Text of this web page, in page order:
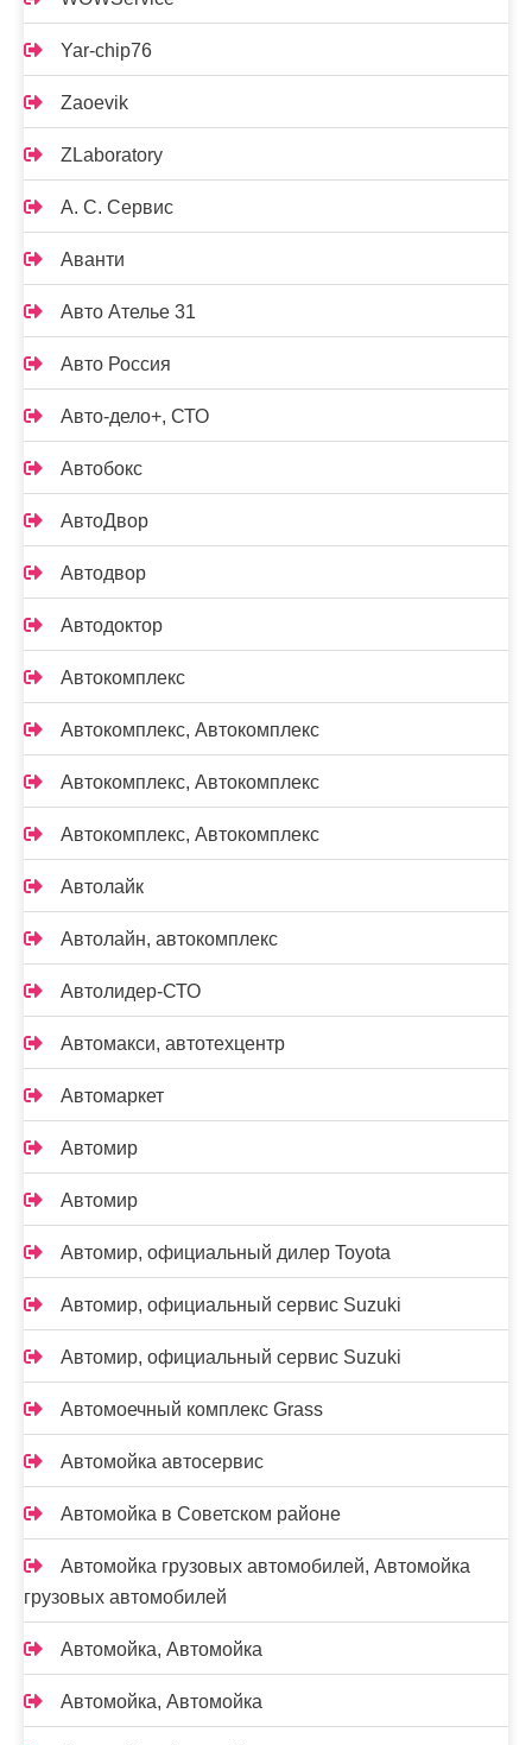
Yar-chip76
Zaoevik
ZLaboratory
А. С. Сервис
Аванти
Авто Ателье 31
Авто Россия
Авто-дело+, СТО
Автобокс
АвтоДвор
Автодвор
Автодоктор
Автокомплекс
Автокомплекс, Автокомплекс
Автокомплекс, Автокомплекс
Автокомплекс, Автокомплекс
Автолайк
Автолайн, автокомплекс
Автолидер-СТО
Автомакси, автотехцентр
Автомаркет
Автомир
Автомир
Автомир, официальный дилер Toyota
Автомир, официальный сервис Suzuki
Автомир, официальный сервис Suzuki
Автомоечный комплекс Grass
Автомойка автосервис
Автомойка в Советском районе
Автомойка грузовых автомобилей, Автомойка
грузовых автомобилей
Автомойка, Автомойка
Автомойка, Автомойка